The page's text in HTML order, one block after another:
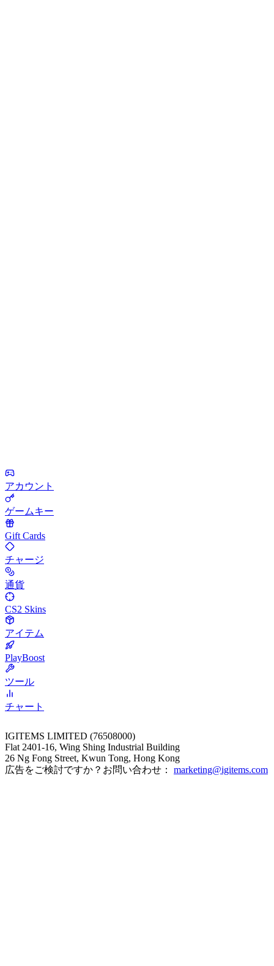
アカウント
ゲームキー
Gift Cards
チャージ
通貨
CS2 Skins
アイテム
PlayBoost
ツール
チャート
IGITEMS LIMITED (76508000)
Flat 2401-16, Wing Shing Industrial Building
26 Ng Fong Street, Kwun Tong, Hong Kong
広告をご検討ですか？お問い合わせ： marketing@igitems.com